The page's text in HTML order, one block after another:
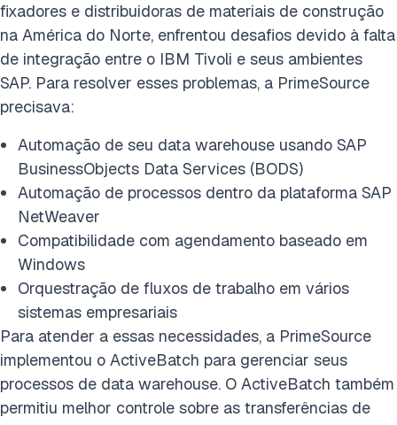
fixadores e distribuidoras de materiais de construção
na América do Norte, enfrentou desafios devido à falta
de integração entre o IBM Tivoli e seus ambientes
SAP. Para resolver esses problemas, a PrimeSource
precisava:
Automação de seu data warehouse usando SAP
BusinessObjects Data Services (BODS)
Automação de processos dentro da plataforma SAP
NetWeaver
Compatibilidade com agendamento baseado em
Windows
Orquestração de fluxos de trabalho em vários
sistemas empresariais
Para atender a essas necessidades, a PrimeSource
implementou o ActiveBatch para gerenciar seus
processos de data warehouse. O ActiveBatch também
permitiu melhor controle sobre as transferências de